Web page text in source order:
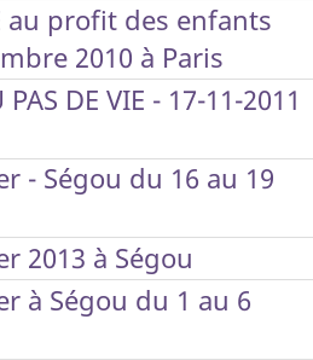
au profit des enfants
2010 à Paris
DE VIE - 17-11-2011
- Ségou du 16 au 19
2013 à Ségou
à Ségou du 1 au 6